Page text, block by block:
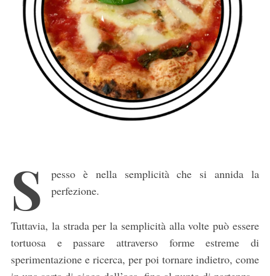
S
pesso è nella semplicità che si annida la
perfezione.
Tuttavia, la strada per la semplicità alla volte può essere
tortuosa e passare attraverso forme estreme di
sperimentazione e ricerca, per poi tornare indietro, come